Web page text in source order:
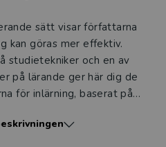
sätt visar författarna
kan göras mer effektiv.
studietekniker och en av
på lärande ger här dig de
för inlärning, baserat på
hjärnans sätt att lära sig,